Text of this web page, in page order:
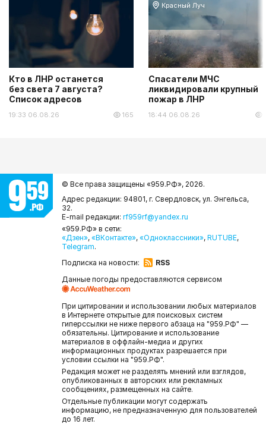
Кто в ЛНР останется
без света 7 августа?
Список адресов
19:33 06.08.26 165
Красный Луч
Спасатели МЧС
ликвидировали крупный
пожар в ЛНР
18:44 06.08.26
© Все права защищены «959.РФ», 2026.
Адрес редакции: 94801, г. Свердловск, ул. Энгельса,
32.
E-mail редакции: rf959rf@yandex.ru
«959.РФ» в сети:
«Дзен», «ВКонтакте», «Одноклассники», RUTUBE,
Telegram.
Подписка на новости:
RSS
Данные погоды предоставляются сервисом
При цитировании и использовании любых материалов
в Интернете открытые для поисковых систем
гиперссылки не ниже первого абзаца на "959.РФ" —
обязательны. Цитирование и использование
материалов в оффлайн-медиа и других
информационных продуктах разрешается при
условии ссылки на "959.РФ".
Редакция может не разделять мнений или взглядов,
опубликованных в авторских или рекламных
сообщениях, размещенных на сайте.
Отдельные публикации могут содержать
информацию, не предназначенную для пользователей
до 16 лет.